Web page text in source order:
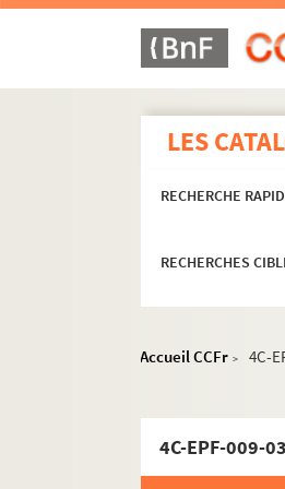
LES
RECHERCHE
RECHERCHES
Accueil CCFr > 4C-
4C-EPF-009-
Archives
Sculptures